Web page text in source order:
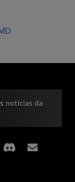
notícias da
Facebook